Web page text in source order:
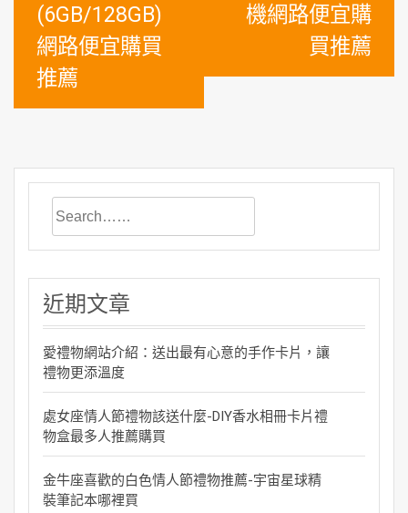
(6GB/128GB)
網路便宜購買
推薦
機網路便宜購
買推薦
近期文章
愛禮物網站介紹：送出最有心意的手作卡片，讓
禮物更添溫度
處女座情人節禮物該送什麼-DIY香水相冊卡片禮
物盒最多人推薦購買
金牛座喜歡的白色情人節禮物推薦-宇宙星球精
裝筆記本哪裡買